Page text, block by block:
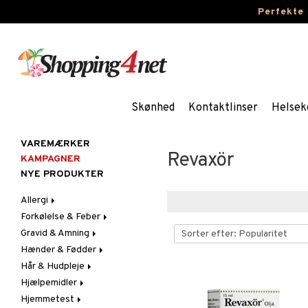
Perfekte
Skønhed Kontaktlinser
Revaxör
VAREMÆRKER
KAMPAGNER
NYE PRODUKTER
Allergi
Næsespray
Øjendråber
Forkølelse & Feber
Feber
Febertermometre
Hoste
Næse
Løbende & Tilstoppet
Næse
Ondt i halsen & Hæshed
Gravid & Amning
Brystbeskyttelse &
Indlæg
Brystpumpe
Hudpleje
Hænder & Fødder
Fodpleje
Fodcreme
Fodsvamp
Håndpleje
Håndcreme
Hår & Hudpleje
Ansigt
Acne
Hår
Hjælpemidler
Bad & Toilet
Hjemmetest